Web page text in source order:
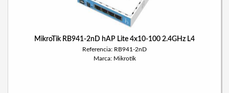
MikroTik RB941-2nD hAP Lite 4x10-100 2.4GHz L4
Referencia: RB941-2nD
Marca: Mikrotik